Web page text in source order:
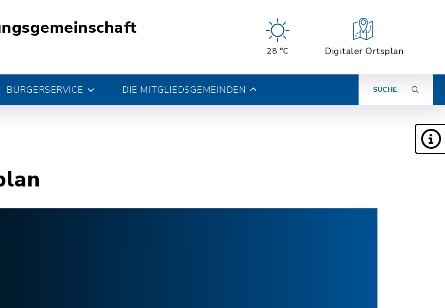
28 °C Digitaler Ortsplan
BÜRGERSERVICE DIE MITGLIEDSGEMEINDEN SUCHE